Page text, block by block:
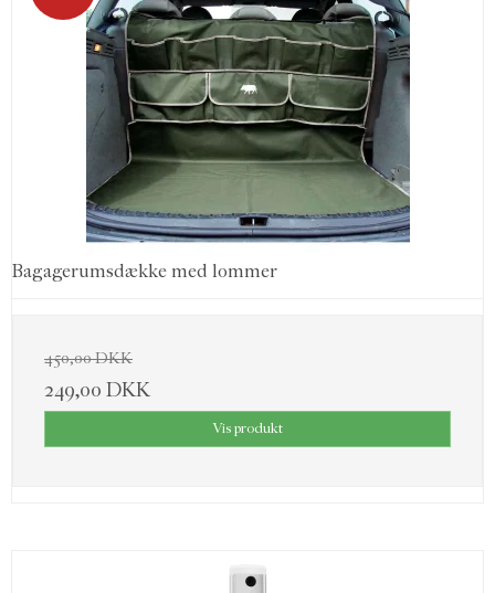
Bagagerumsdække med lommer
450,00 DKK
249,00 DKK
Vis produkt